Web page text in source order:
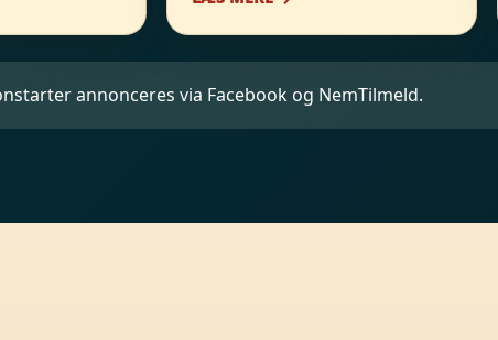
annonceres via Facebook og NemTilmeld.